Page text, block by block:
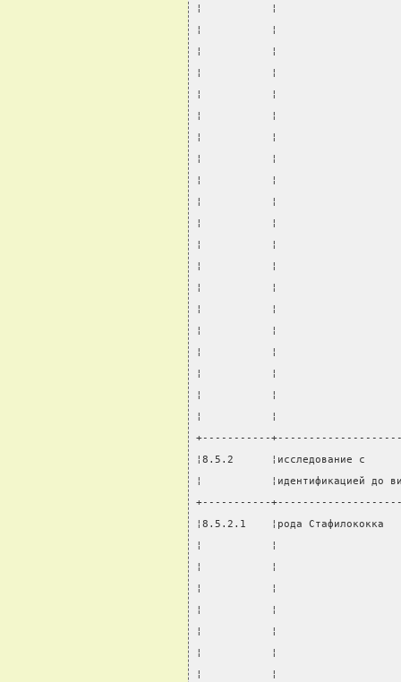
¦           ¦
¦           ¦
¦           ¦
¦           ¦
¦           ¦
¦           ¦
¦           ¦
¦           ¦
¦           ¦
¦           ¦
¦           ¦
¦           ¦
¦           ¦
¦           ¦
¦           ¦
¦           ¦
¦           ¦
¦           ¦
¦           ¦
¦           ¦
+-----------
¦8.5.2
¦
+-----------
¦8.5.2.1    ¦рода
¦           ¦
¦           ¦
¦           ¦
¦           ¦
¦           ¦
¦           ¦
¦           ¦